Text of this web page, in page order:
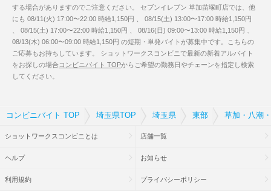
する場合がありますのでご注意ください。 セブンイレブン 草加苗塚町店では、他
にも 08/11(火) 17:00〜22:00 時給1,150円 、 08/15(土) 13:00〜17:00 時給1,150円
、 08/15(土) 17:00〜22:00 時給1,150円 、 08/16(日) 09:00〜13:00 時給1,150円 、
08/13(木) 06:00〜09:00 時給1,150円 の短期・単発バイトが募集中です。こちらの
ご応募もお持ちしています。 ショットワークスコンビニで最新の新着アルバイト
をお探しの場合コンビニバイト TOPからご希望の勤務日やチェーンを指定し検索
してください。
コンビニバイト TOP 埼玉県TOP 埼玉県 東部 草加・八潮
ショットワークスコンビニとは 店舗一覧
ヘルプ お知らせ
利用規約 プライバシーポリシー